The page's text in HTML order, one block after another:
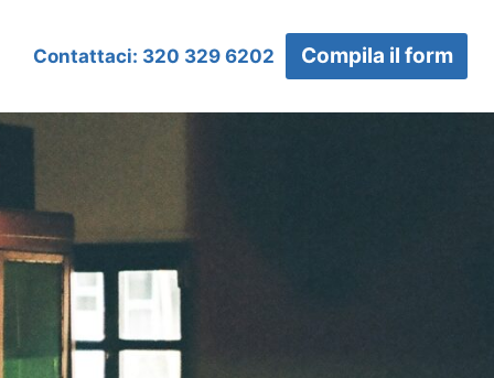
Contattaci: 320 329 6202 Compila il form